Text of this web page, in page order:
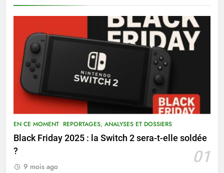
EN CE MOMENT REPORTAGES, ANALYSES ET DOSSIERS
Black Friday 2025 : la Switch 2 sera-t-elle soldée
?
01
9 mois ago